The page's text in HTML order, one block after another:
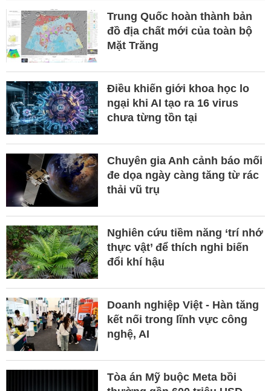
Trung Quốc hoàn thành bản
đồ địa chất mới của toàn bộ
Mặt Trăng
Điều khiến giới khoa học lo
ngại khi AI tạo ra 16 virus
chưa từng tồn tại
Chuyên gia Anh cảnh báo mối
đe dọa ngày càng tăng từ rác
thải vũ trụ
Nghiên cứu tiềm năng ‘trí nhớ
thực vật’ để thích nghi biến
đổi khí hậu
Doanh nghiệp Việt - Hàn tăng
kết nối trong lĩnh vực công
nghệ, AI
Tòa án Mỹ buộc Meta bồi